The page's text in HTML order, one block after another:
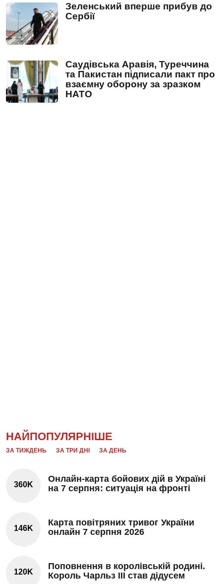
Зеленський вперше прибув до
Сербії
Саудівська Аравія, Туреччина
та Пакистан підписали пакт про
взаємну оборону за зразком
НАТО
НАЙПОПУЛЯРНІШЕ
ЗА ТИЖДЕНЬ ЗА ТРИ ДНІ ЗА ДЕНЬ
360K
Онлайн-карта бойових дій в Україні
на 7 серпня: ситуація на фронті
146K
Карта повітряних тривог України
онлайн 7 серпня 2026
120K
Поповнення в королівській родині.
Король Чарльз III став дідусем